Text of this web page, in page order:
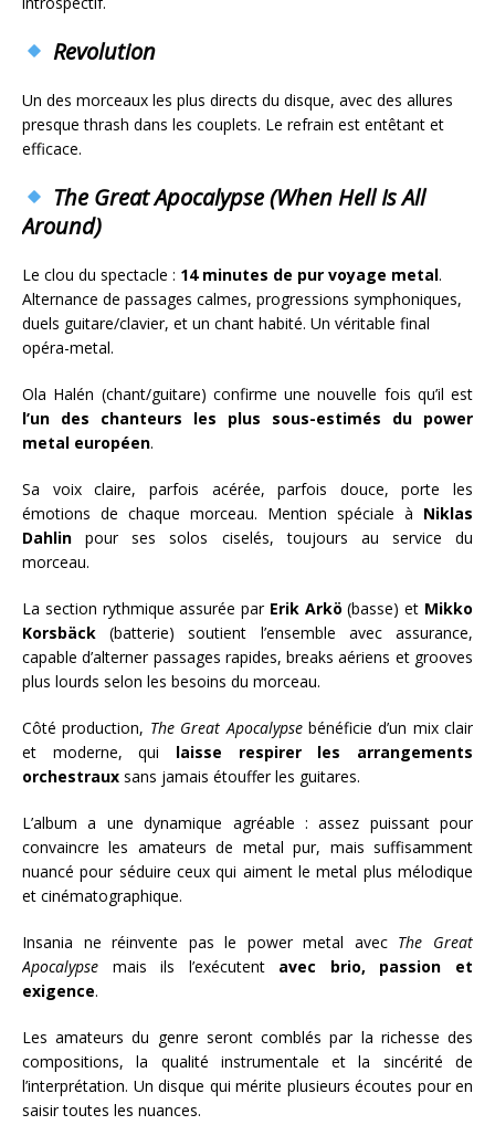
Revolution
Un des morceaux les plus directs du disque, avec des allures
presque thrash dans les couplets. Le refrain est entêtant et
efficace.
The Great Apocalypse (When Hell Is All
Around)
Le clou du spectacle : 14 minutes de pur voyage metal.
Alternance de passages calmes, progressions symphoniques,
duels guitare/clavier, et un chant habité. Un véritable final
opéra-metal.
Ola Halén (chant/guitare) confirme une nouvelle fois qu’il est
l’un des chanteurs les plus sous-estimés du power
metal européen.
Sa voix claire, parfois acérée, parfois douce, porte les
émotions de chaque morceau. Mention spéciale à Niklas
Dahlin pour ses solos ciselés, toujours au service du
morceau.
La section rythmique assurée par Erik Arkö (basse) et Mikko
Korsbäck (batterie) soutient l’ensemble avec assurance,
capable d’alterner passages rapides, breaks aériens et grooves
plus lourds selon les besoins du morceau.
Côté production, The Great Apocalypsebénéficie d’un mix clair
et moderne, qui laisse respirer les arrangements
orchestraux sans jamais étouffer les guitares.
L’album a une dynamique agréable : assez puissant pour
convaincre les amateurs de metal pur, mais suffisamment
nuancé pour séduire ceux qui aiment le metal plus mélodique
et cinématographique.
Insania ne réinvente pas le power metal avec The Great
Apocalypse mais ils l’exécutent avec brio, passion et
exigence.
Les amateurs du genre seront comblés par la richesse des
compositions, la qualité instrumentale et la sincérité de
l’interprétation. Un disque qui mérite plusieurs écoutes pour en
saisir toutes les nuances.